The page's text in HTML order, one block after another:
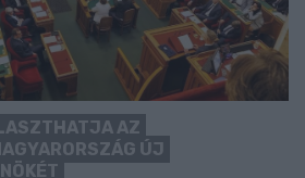
AZ
ÚJ